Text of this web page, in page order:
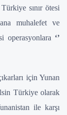
sınır ötesi
muhalefet ve
operasyonlara ‘’
için Yunan
Türkiye olarak
ile karşı